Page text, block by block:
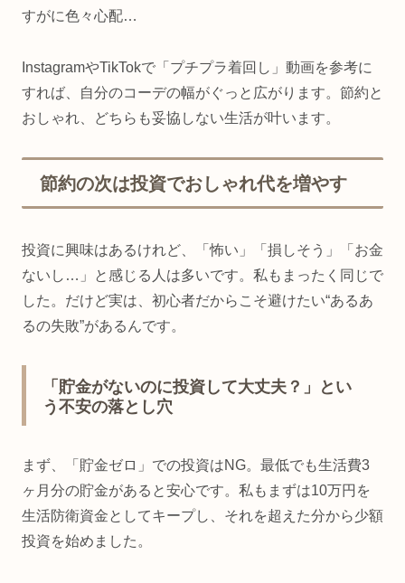
すがに色々心配…
InstagramやTikTokで「プチプラ着回し」動画を参考に
すれば、自分のコーデの幅がぐっと広がります。節約と
おしゃれ、どちらも妥協しない生活が叶います。
節約の次は投資でおしゃれ代を増やす
投資に興味はあるけれど、「怖い」「損しそう」「お金
ないし…」と感じる人は多いです。私もまったく同じで
した。だけど実は、初心者だからこそ避けたい“あるあ
るの失敗”があるんです。
「貯金がないのに投資して大丈夫？」とい
う不安の落とし穴
まず、「貯金ゼロ」での投資はNG。最低でも生活費3
ヶ月分の貯金があると安心です。私もまずは10万円を
生活防衛資金としてキープし、それを超えた分から少額
投資を始めました。